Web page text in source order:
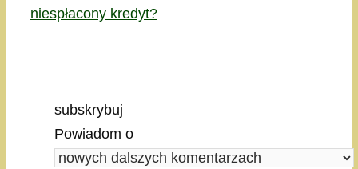
niespłacony kredyt?
subskrybuj
Powiadom o